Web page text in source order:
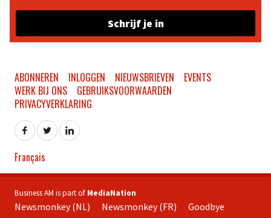
Schrijf je in
ABONNEREN INLOGGEN NIEUWSBRIEVEN
EVENTS
WERK BIJ ONS
GEBRUIKSVOORWAARDEN
PRIVACYVERKLARING
Français
Business AM is part of MediaNation
Newsmonkey (NL) Newsmonkey (FR) Goodbye